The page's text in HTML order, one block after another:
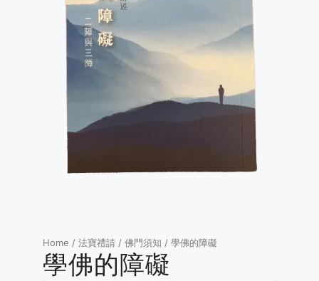
Home / 法寶禮請 / 佛門須知 / 學佛的障礙
學佛的障礙